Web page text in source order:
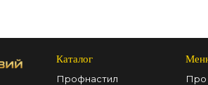
Каталог
Профнастил
Про